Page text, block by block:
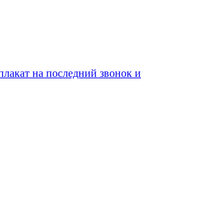
на последний звонок и